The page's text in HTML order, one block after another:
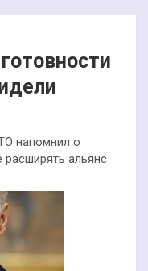
напомнил о
альянс